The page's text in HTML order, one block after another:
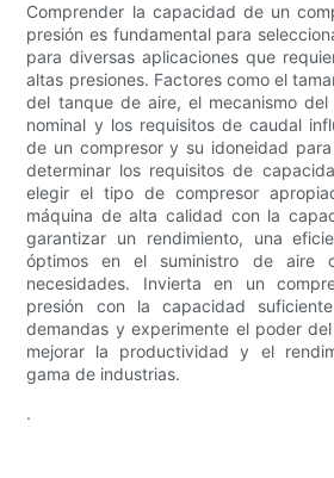
Comprender la capacidad de un
presión es fundamental para
para diversas aplicaciones que
altas presiones. Factores como el
del tanque de aire, el mecanismo del
nominal y los requisitos de caudal
de un compresor y su idoneidad
determinar los requisitos de
elegir el tipo de compresor
máquina de alta calidad con la
garantizar un rendimiento, una
óptimos en el suministro de aire
necesidades. Invierta en un
presión con la capacidad
demandas y experimente el poder
mejorar la productividad y el
gama de industrias.
.